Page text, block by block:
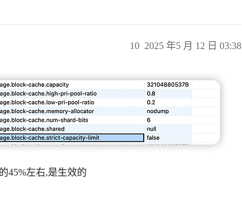
2025 年5 月 12 日 03:38
10
45%左右,是生效的